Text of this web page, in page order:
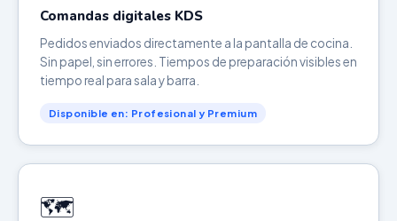
Comandas digitales KDS
Pedidos enviados directamente a la pantalla de cocina.
Sin papel, sin errores. Tiempos de preparación visibles en
tiempo real para sala y barra.
Disponible en: Profesional y Premium
🗺️